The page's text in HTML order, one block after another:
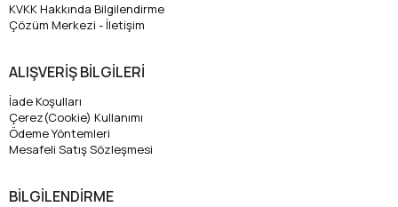
KVKK Hakkında Bilgilendirme
Çözüm Merkezi - İletişim
ALIŞVERİŞ BİLGİLERİ
İade Koşulları
Çerez(Cookie) Kullanımı
Ödeme Yöntemleri
Mesafeli Satış Sözleşmesi
BİLGİLENDİRME